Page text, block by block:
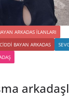
ARKADAS ILANLARI
CIDDI BAYAN ARKADAS